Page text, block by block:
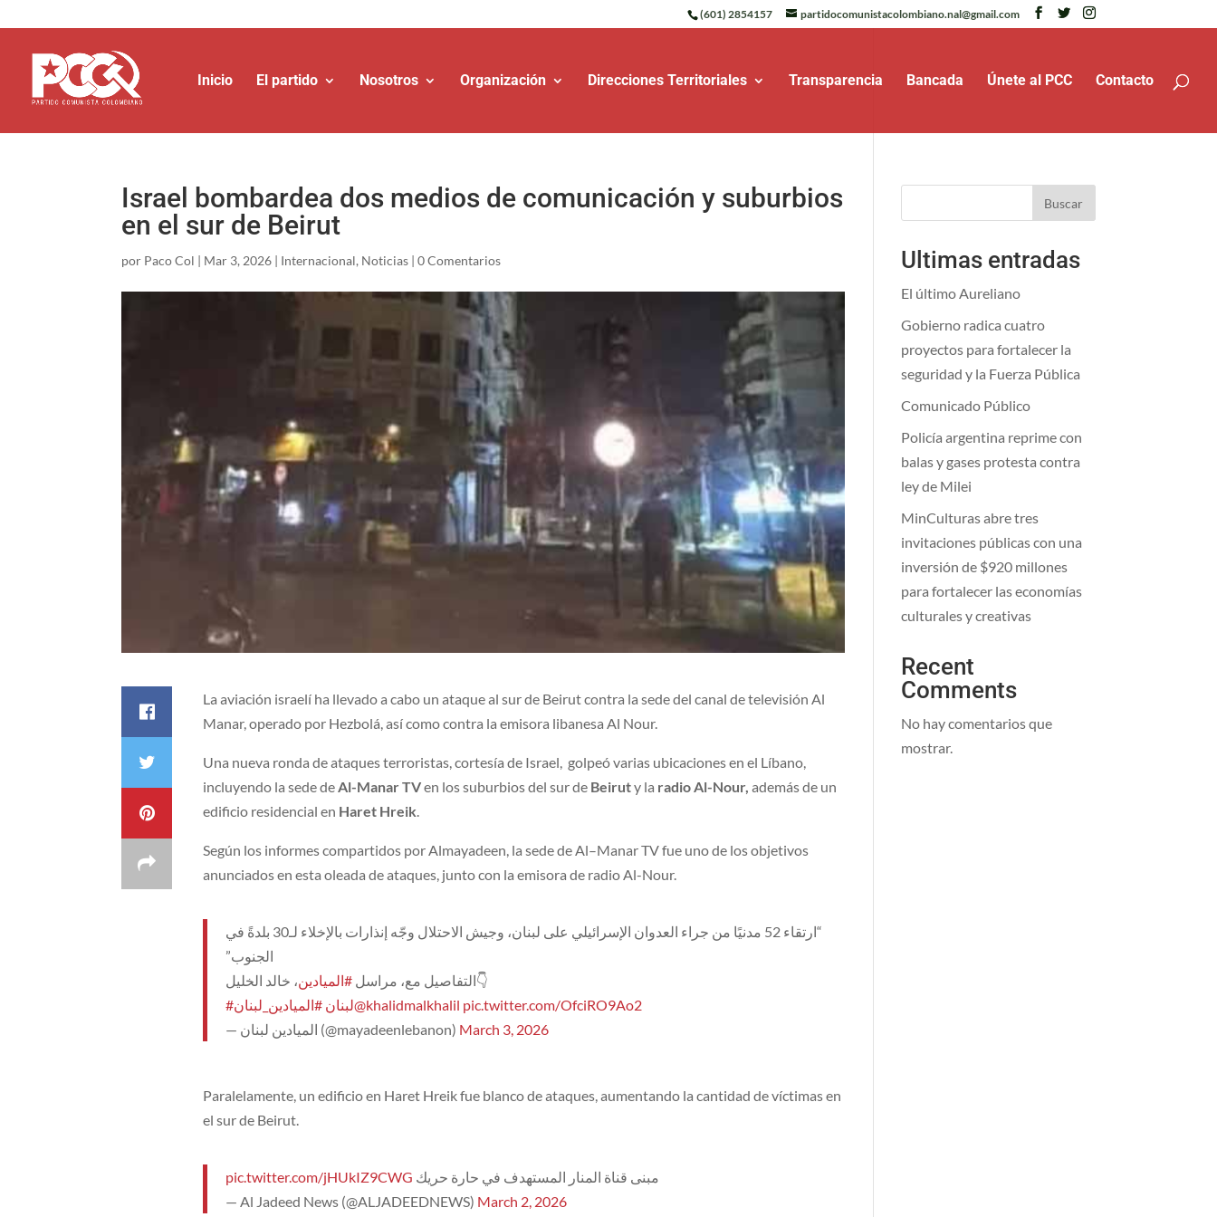
(601) 2854157 partidocomunistacolombiano.nal@gmail.com
Inicio El partido Nosotros Organización Direcciones Territoriales Transparencia Bancada Únete al PCC Contacto
Israel bombardea dos medios de comunicación y suburbios
en el sur de Beirut
por Paco Col | Mar 3, 2026 | Internacional, Noticias |0 Comentarios
La aviación israelí ha llevado a cabo un ataque al sur de Beirut contra la sede del canal de televisión Al
Manar, operado por Hezbolá, así como contra la emisora libanesa Al Nour.
Una nueva ronda de ataques terroristas, cortesía de Israel, golpeó varias ubicaciones en el Líbano,
incluyendo la sede deAl-Manar TVen los suburbios del sur de Beiruty la radio Al-Nour,además de un
edificio residencial en Haret Hreik.
Según los informes compartidos por Almayadeen, la sede de Al–Manar TV fue uno de los objetivos
anunciados en esta oleada de ataques, junto con la emisora de radio Al-Nour.
“ارتقاء 52 مدنيًا من جراء العدوان الإسرائيلي على لبنان، وجيش الاحتلال وجّه إنذارات بالإخلاء لـ30 بلدةً في
الجنوب”
التفاصيل مع، مراسل #الميادين
، خالد الخليل👇
#لبنان #الميادين_لبنان @khalidmalkhalil pic.twitter.com/OfciRO9Ao2
— الميادين لبنان (@mayadeenlebanon) March 3, 2026
Paralelamente, un edificio en Haret Hreik fue blanco de ataques, aumentando la cantidad de víctimas en
el sur de Beirut.
مبنى قناة المنار المستهدف في حارة حريك pic.twitter.com/jHUkIZ9CWG
— Al Jadeed News (@ALJADEEDNEWS) March 2, 2026
Buscar
Ultimas entradas
El último Aureliano
Gobierno radica cuatro
proyectos para fortalecer la
seguridad y la Fuerza Pública
Comunicado Público
Policía argentina reprime con
balas y gases protesta contra
ley de Milei
MinCulturas abre tres
invitaciones públicas con una
inversión de $920 millones
para fortalecer las economías
culturales y creativas
Recent
Comments
No hay comentarios que
mostrar.